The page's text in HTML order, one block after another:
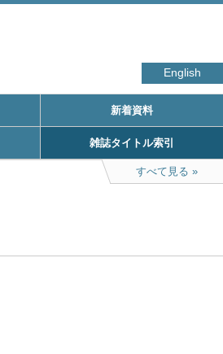
English
新着資料
雑誌タイトル索引
すべて見る